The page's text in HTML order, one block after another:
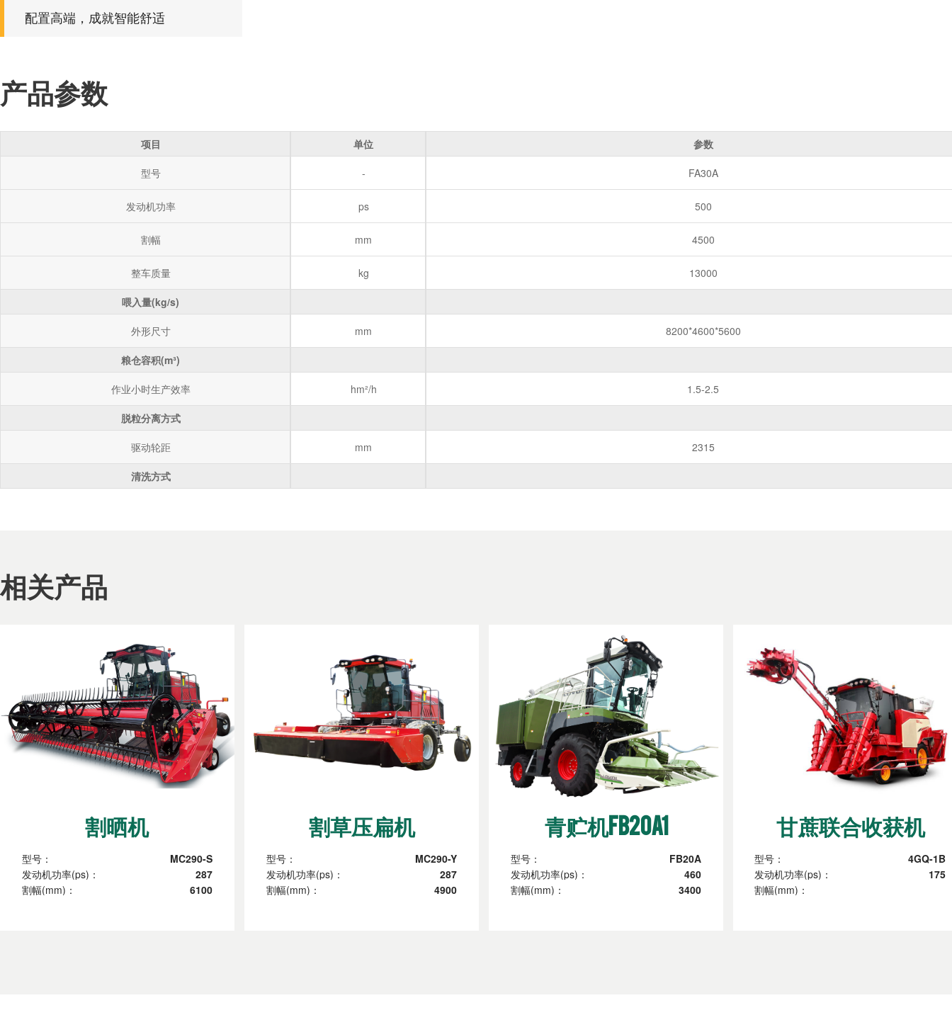
配置高端，成就智能舒适
产品参数
项目
型号
发动机功率
割幅
整车质量
喂入量(kg/s)
外形尺寸
粮仓容积(m³)
作业小时生产效率
脱粒分离方式
驱动轮距
清洗方式
单位
-
ps
mm
kg
mm
hm²/h
mm
参数
FA30A
500
4500
13000
8200*4600*5600
1.5-2.5
2315
相关产品
割晒机
型号：
MC290-S
发动机功率(ps)：
287
割幅(mm)：
6100
割草压扁机
型号：
MC290-Y
发动机功率(ps)：
287
割幅(mm)：
4900
青贮机FB20A1
型号：
FB20A
发动机功率(ps)：
460
割幅(mm)：
3400
甘蔗联合收获机
型号：
4GQ-1B
发动机功率(ps)：
175
割幅(mm)：